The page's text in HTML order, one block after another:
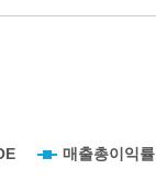
매출총이익률